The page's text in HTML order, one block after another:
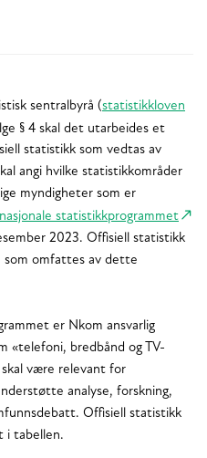
sentralbyrå (statistikkloven
§ 4 skal det utarbeides et
statistikk som vedtas av
angi hvilke statistikkområder
myndigheter som er
statistikkprogrammet
2023. Offisiell statistikk
som omfattes av dette
er Nkom ansvarlig
«telefoni, bredbånd og TV-
være relevant for
analyse, forskning,
Offisiell statistikk
i tabellen.